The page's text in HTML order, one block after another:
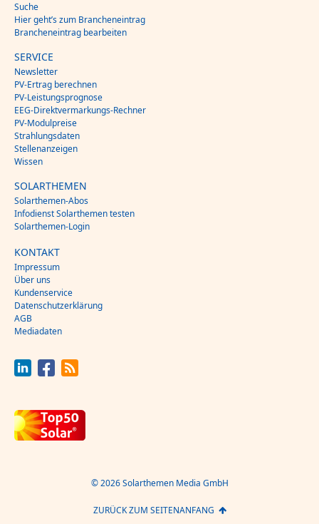
Suche
Hier geht’s zum Brancheneintrag
Brancheneintrag bearbeiten
SERVICE
Newsletter
PV-Ertrag berechnen
PV-Leistungsprognose
EEG-Direktvermarkungs-Rechner
PV-Modulpreise
Strahlungsdaten
Stellenanzeigen
Wissen
SOLARTHEMEN
Solarthemen-Abos
Infodienst Solarthemen testen
Solarthemen-Login
KONTAKT
Impressum
Über uns
Kundenservice
Datenschutzerklärung
AGB
Mediadaten
© 2026 Solarthemen Media GmbH
ZURÜCK ZUM SEITENANFANG